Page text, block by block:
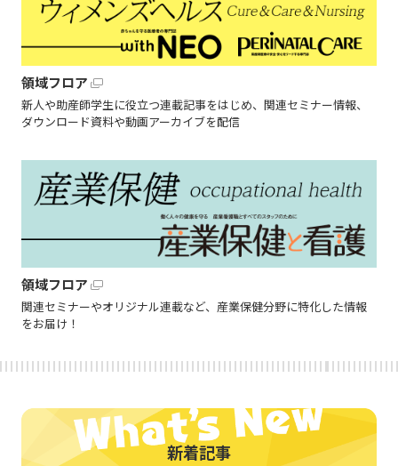
領域フロア
新人や助産師学生に役立つ連載記事をはじめ、関連セミナー情報、
ダウンロード資料や動画アーカイブを配信
領域フロア
関連セミナーやオリジナル連載など、産業保健分野に特化した情報
をお届け！
新着記事